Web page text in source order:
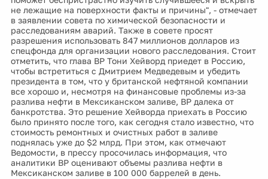
не лежащие на поверхности факты и причины", - отмечает
в заявлении совета по химической безопасности и
расследованиям аварий. Также в совете просят
разрешения использовать 847 миллионов долларов из
спецфонда для организации нового расследования. Стоит
отметить, что глава BP Тони Хейворд приедет в Россию,
чтобы встретиться с Дмитрием Медведевым и убедить
президента в том, что у британской нефтяной компании
все хорошо и, несмотря на финансовые проблемы из-за
разлива нефти в Мексиканском заливе, BP далека от
банкротства. Это решение Хейворда приехать в Россию
было принято после того, как сегодня стало известно, что
стоимость ремонтных и очистных работ в заливе
поднялась уже до $2 млрд. При этом, как отмечают
Ведомости, в прессу просочилась информация, что
аналитики BP оценивают объемы разлива нефти в
Мексиканском заливе в 100 000 баррелей в день.